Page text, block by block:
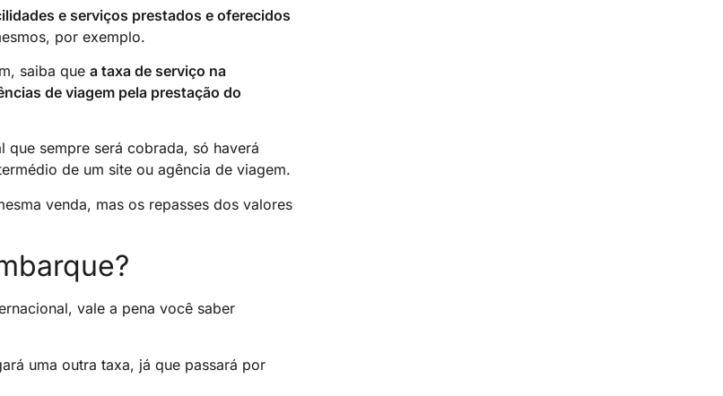
e serviços prestados e oferecidos
por exemplo.
saiba que a taxa de serviço na
de viagem pela prestação do
que sempre será cobrada, só haverá
de um site ou agência de viagem.
venda, mas os repasses dos valores
vale a pena você saber
uma outra taxa, já que passará por